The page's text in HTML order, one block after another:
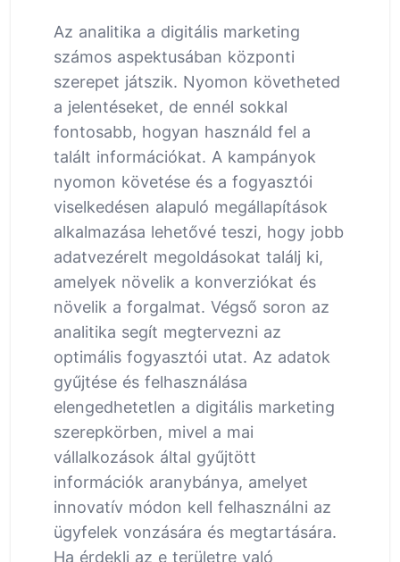
Az analitika a digitális marketing
számos aspektusában központi
szerepet játszik. Nyomon követheted
a jelentéseket, de ennél sokkal
fontosabb, hogyan használd fel a
talált információkat. A kampányok
nyomon követése és a fogyasztói
viselkedésen alapuló megállapítások
alkalmazása lehetővé teszi, hogy jobb
adatvezérelt megoldásokat találj ki,
amelyek növelik a konverziókat és
növelik a forgalmat. Végső soron az
analitika segít megtervezni az
optimális fogyasztói utat. Az adatok
gyűjtése és felhasználása
elengedhetetlen a digitális marketing
szerepkörben, mivel a mai
vállalkozások által gyűjtött
információk aranybánya, amelyet
innovatív módon kell felhasználni az
ügyfelek vonzására és megtartására.
Ha érdekli az e területre való